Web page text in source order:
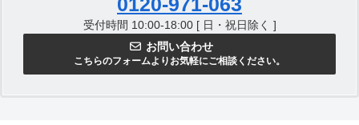
受付時間 10:00-18:00 [ 日・祝日除く ]
お問い合わせ
こちらのフォームよりお気軽にご相談ください。